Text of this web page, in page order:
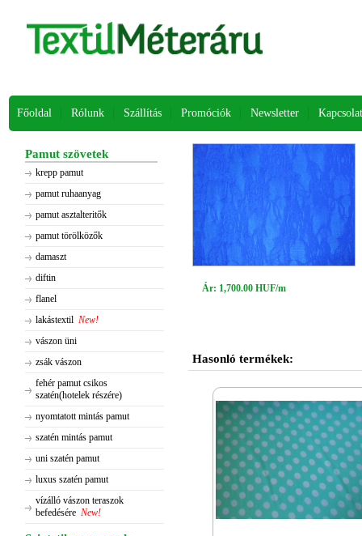
Főoldal Rólunk Szállítás Promóciók Newsletter Kapcsolat
Pamut szövetek
krepp pamut
pamut ruhaanyag
pamut asztalteritők
pamut törölközők
damaszt
diftin
flanel
lakástextil New!
vászon üni
zsák vászon
fehér pamut csikos
szatén(hotelek részére)
nyomtatott mintás pamut
szatén mintás pamut
uni szatén pamut
luxus szatén pamut
vízálló vászon teraszok
befedésére New!
Ár: 1,700.00 HUF/m
Hasonló termékek: